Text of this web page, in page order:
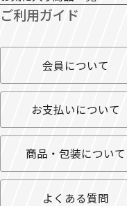
ご利用ガイド
会員について
お支払いについて
商品・包装について
よくある質問